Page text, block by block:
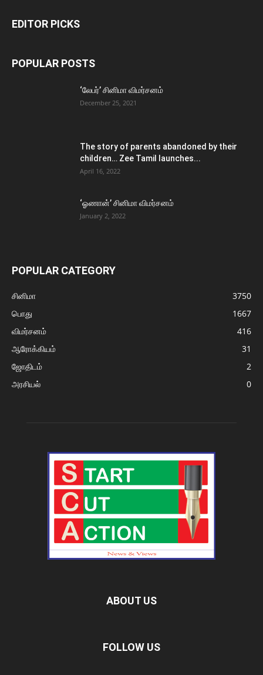
EDITOR PICKS
POPULAR POSTS
‘லேபர்’ சினிமா விமர்சனம்
December 25, 2021
The story of parents abandoned by their
children… Zee Tamil launches...
April 16, 2022
‘ஓணான்’ சினிமா விமர்சனம்
January 2, 2022
POPULAR CATEGORY
சினிமா
3750
பொது
1667
விமர்சனம்
416
ஆரோக்கியம்
31
ஜோதிடம்
2
அரசியல்
0
ABOUT US
FOLLOW US